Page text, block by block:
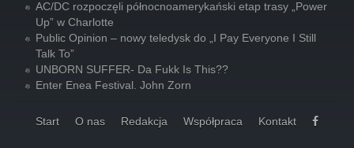
AC/DC rozpoczęli północnoamerykański etap trasy „Power
Up” w Charlotte
Public Opinion – nowy teledysk do „I Pay Everyone I Still
Talk To”
UNBORN SUFFER- Da Fukk Is This??
Enter Enea Festival. John Zorn
Start O nas Redakcja Współpraca Kontakt